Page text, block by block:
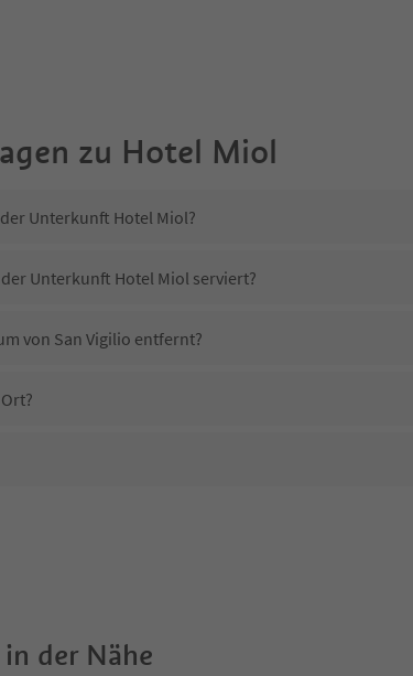
zu Hotel Miol
Unterkunft Hotel Miol?
Unterkunft Hotel Miol serviert?
von San Vigilio entfernt?
Miol erlaubt?
der Nähe